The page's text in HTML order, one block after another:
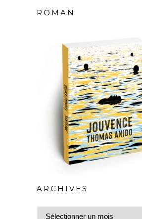
ROMAN
ARCHIVES
Archives